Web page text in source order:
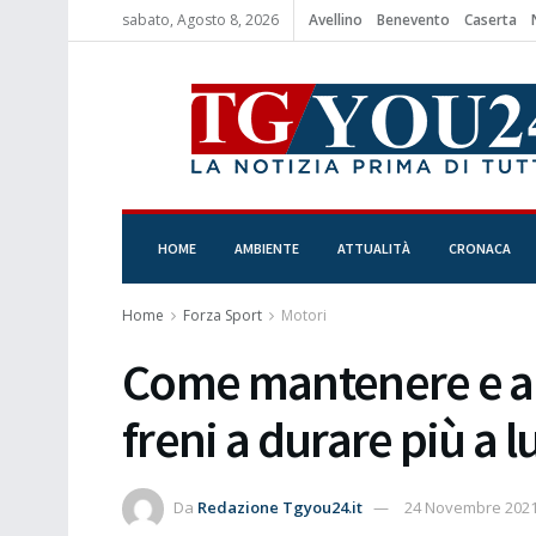
sabato, Agosto 8, 2026 Avellino Benevento Caserta
HOME AMBIENTE ATTUALITÀ CRONACA
Home Forza Sport Motori
Come mantenere e
freni a durare più a
Da Redazione Tgyou24.it 24 Novembre